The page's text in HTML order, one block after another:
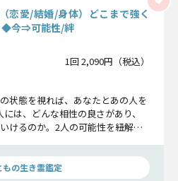
恋愛/結婚/身体）どこまで強く
◆今⇒可能性/絆
1回 2,090円（税込）
状態を視れば、あなたとあの人を
は、どんな相性の良さがあり、
けるのか。2人の可能性を紐解き
もの生き霊鑑定